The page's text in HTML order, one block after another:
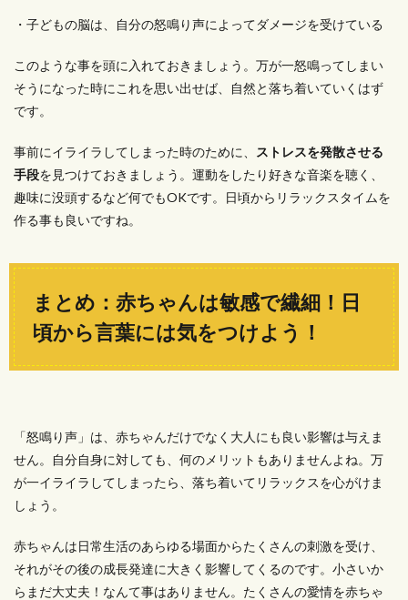
・子どもの脳は、自分の怒鳴り声によってダメージを受けている
このような事を頭に入れておきましょう。万が一怒鳴ってしまい
そうになった時にこれを思い出せば、自然と落ち着いていくはず
です。
事前にイライラしてしまった時のために、
ストレスを発散させる
手段を見つけておきましょう。運動をしたり好きな音楽を聴く、
趣味に没頭するなど何でもOKです。日頃からリラックスタイムを
作る事も良いですね。
まとめ：赤ちゃんは敏感で繊細！日
頃から言葉には気をつけよう！
「怒鳴り声」は、赤ちゃんだけでなく大人にも良い影響は与えま
せん。自分自身に対しても、何のメリットもありませんよね。万
が一イライラしてしまったら、落ち着いてリラックスを心がけま
しょう。
赤ちゃんは日常生活のあらゆる場面からたくさんの刺激を受け、
それがその後の成長発達に大きく影響してくるのです。小さいか
らまだ大丈夫！なんて事はありません。たくさんの愛情を赤ちゃ